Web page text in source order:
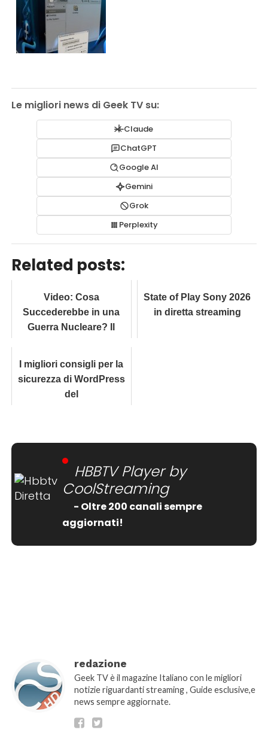
Le migliori news di Geek TV su:
Claude
ChatGPT
Google AI
Gemini
Grok
Perplexity
Related posts:
Video: Cosa
Succederebbe in una
Guerra Nucleare? Il
State of Play Sony 2026
in diretta streaming
I migliori consigli per la
sicurezza di WordPress
del
HBBTV Player by
CoolStreaming
- Oltre 200 canali sempre
aggiornati!
redazione
Geek TV è il magazine Italiano con le migliori
notizie riguardanti streaming , Guide esclusive,e
news sempre aggiornate.